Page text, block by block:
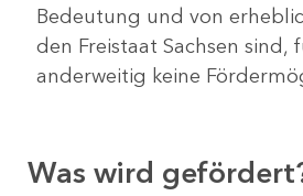
Bedeutung und von
den Freistaat Sachsen sind,
anderweitig keine
Was wird